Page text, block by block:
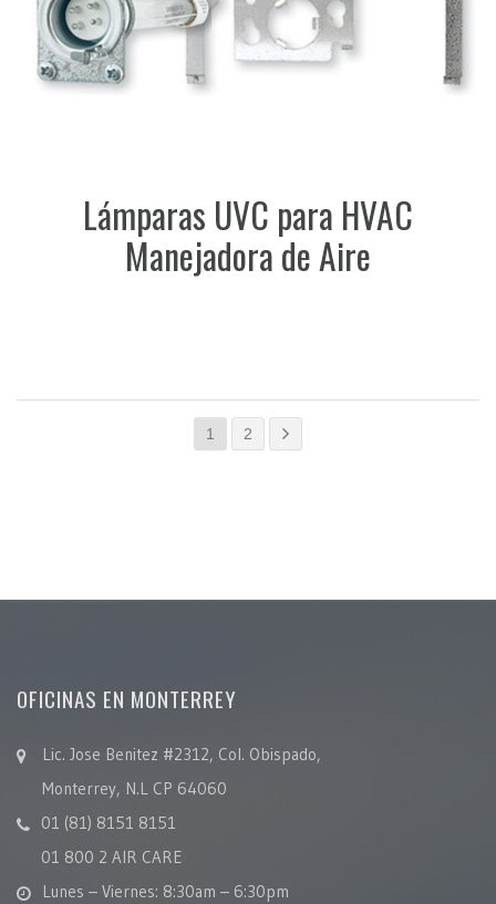
Lámparas UVC para HVAC
Manejadora de Aire
1 2
OFICINAS EN MONTERREY
Lic. Jose Benitez #2312, Col. Obispado,
Monterrey, N.L CP 64060
01 (81) 8151 8151
01 800 2 AIR CARE
Lunes – Viernes: 8:30am – 6:30pm